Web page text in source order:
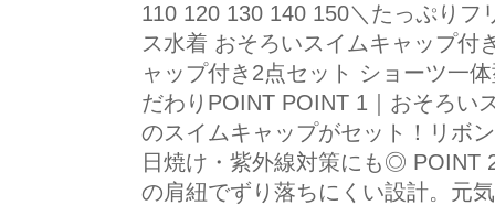
110 120 130 140 150＼たっぷりフ
ス水着 おそろいスイムキャップ付
ャップ付き2点セット ショーツ一
だわりPOINT POINT 1｜おそろい
のスイムキャップがセット！リボ
日焼け・紫外線対策にも◎ POINT
の肩紐でずり落ちにくい設計。元